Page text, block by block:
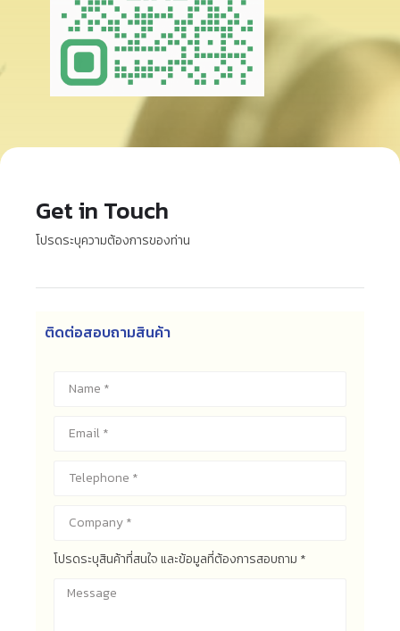
Get in Touch
โปรดระบุความต้องการของท่าน
ติดต่อสอบถามสินค้า
โปรดระบุสินค้าที่สนใจ และข้อมูลที่ต้องการสอบถาม *